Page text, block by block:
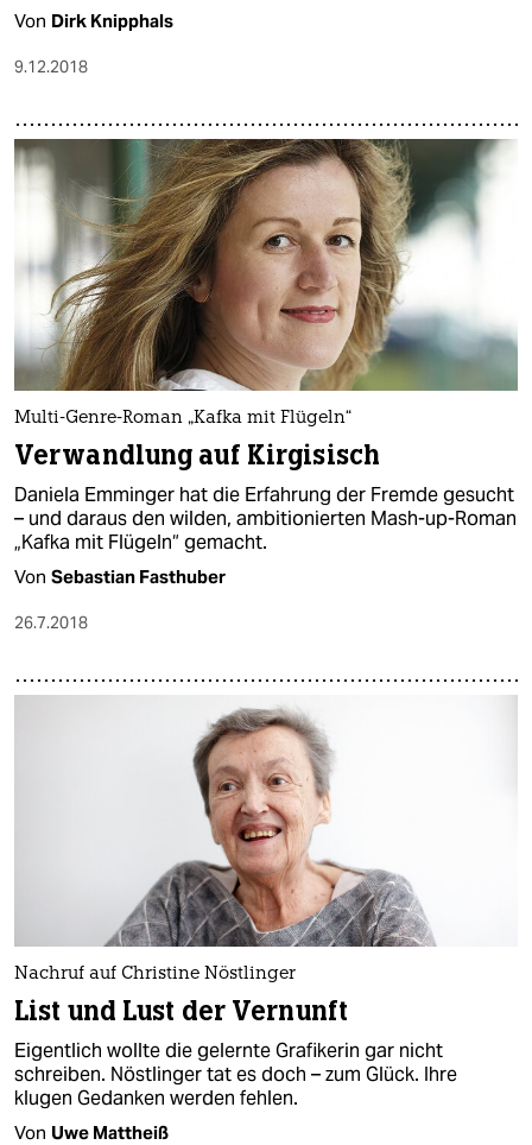
Von Dirk Knipphals
9.12.2018
Multi-Genre-Roman „Kafka mit Flügeln“
Verwandlung auf Kirgisisch
Daniela Emminger hat die Erfahrung der Fremde gesucht
– und daraus den wilden, ambitionierten Mash-up-Roman
„Kafka mit Flügeln“ gemacht.
Von Sebastian Fasthuber
26.7.2018
Nachruf auf Christine Nöstlinger
List und Lust der Vernunft
Eigentlich wollte die gelernte Grafikerin gar nicht
schreiben. Nöstlinger tat es doch – zum Glück. Ihre
klugen Gedanken werden fehlen.
Von Uwe Mattheiß